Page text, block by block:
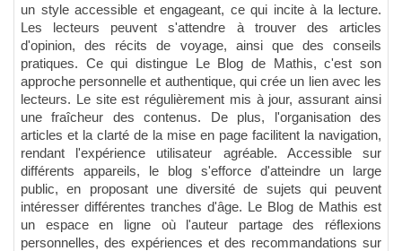
un style accessible et engageant, ce qui incite à la lecture.
Les lecteurs peuvent s'attendre à trouver des articles
d'opinion, des récits de voyage, ainsi que des conseils
pratiques. Ce qui distingue Le Blog de Mathis, c'est son
approche personnelle et authentique, qui crée un lien avec les
lecteurs. Le site est régulièrement mis à jour, assurant ainsi
une fraîcheur des contenus. De plus, l'organisation des
articles et la clarté de la mise en page facilitent la navigation,
rendant l'expérience utilisateur agréable. Accessible sur
différents appareils, le blog s'efforce d'atteindre un large
public, en proposant une diversité de sujets qui peuvent
intéresser différentes tranches d'âge. Le Blog de Mathis est
un espace en ligne où l'auteur partage des réflexions
personnelles, des expériences et des recommandations sur